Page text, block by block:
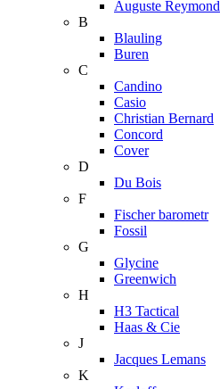
Auguste Reymond
B
Blauling
Buren
C
Candino
Casio
Christian Bernard
Concord
Cover
D
Du Bois
F
Fischer barometr
Fossil
G
Glycine
Greenwich
H
H3 Tactical
Haas & Cie
J
Jacques Lemans
K